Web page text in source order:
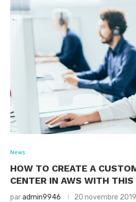
News
HOW TO CREATE A
CENTER IN AWS WITH
paradmin9946 20 novembre 2019